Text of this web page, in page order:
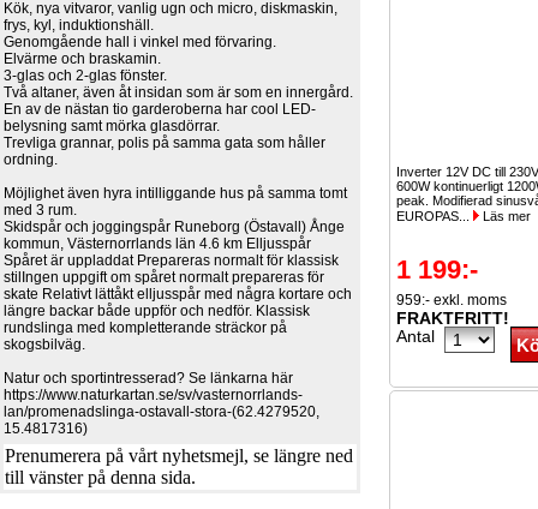
Kök, nya vitvaror, vanlig ugn och micro, diskmaskin,
frys, kyl, induktionshäll.
Genomgående hall i vinkel med förvaring.
Elvärme och braskamin.
3-glas och 2-glas fönster.
Två altaner, även åt insidan som är som en innergård.
En av de nästan tio garderoberna har cool LED-
belysning samt mörka glasdörrar.
Trevliga grannar, polis på samma gata som håller
ordning.
Möjlighet även hyra intilliggande hus på samma tomt
med 3 rum.
Skidspår och joggingspår Runeborg (Östavall) Ånge
kommun, Västernorrlands län 4.6 km Elljusspår
Spåret är uppladdat Prepareras normalt för klassisk
stilIngen uppgift om spåret normalt prepareras för
skate Relativt lättåkt elljusspår med några kortare och
längre backar både uppför och nedför. Klassisk
rundslinga med kompletterande sträckor på
skogsbilväg.
Natur och sportintresserad? Se länkarna här
https://www.naturkartan.se/sv/vasternorrlands-
lan/promenadslinga-ostavall-stora-(62.4279520,
15.4817316)
Prenumerera på vårt nyhetsmejl, se längre ned
till vänster på denna sida.
Inverter 12V DC till
600W kontinuerligt
peak. Modifierad
EUROPAS...
Läs mer
1 199:-
959:- exkl. moms
FRAKTFRITT!
Antal